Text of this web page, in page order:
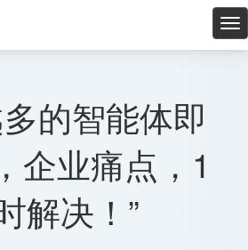
星
的智能体即
企业痛点，1
解决！”